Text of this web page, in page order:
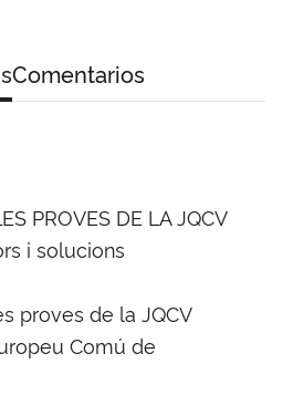
Comentarios
PROVES DE LA JQCV
i solucions
proves de la JQCV
Comú de